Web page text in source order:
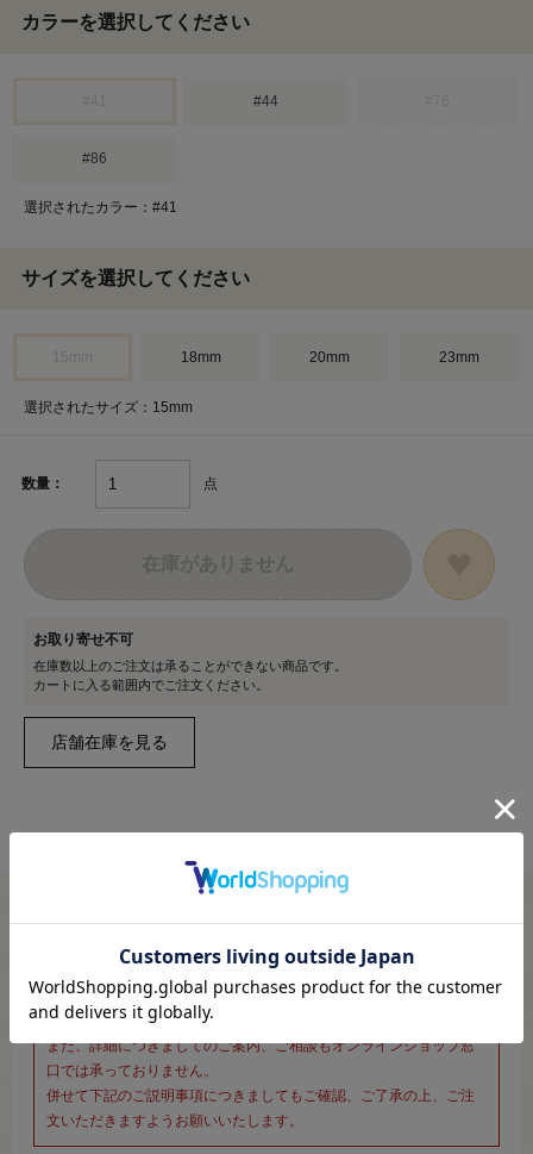
カラーを選択してください
#44
#86
選択されたカラー：#41
サイズを選択してください
18mm 20mm 23mm
選択されたサイズ：15mm
数量： 点
お取り寄せ不可
在庫数以上のご注文は承ることができない商品です。
カートに入る範囲内でご注文ください。
※新宿オカダヤ本店お取り扱い商品のご注文専用ページです※
こちらのページは、店頭にてあらかじめ商品詳細および商品コード
をご確認いただいた上でご注文いただけるページです。
そのため、商品画像および詳細は記載しておりません。
また、詳細につきましてのご案内、ご相談もオンラインショップ窓
口では承っておりません。
併せて下記のご説明事項につきましてもご確認、ご了承の上、ご注
文いただきますようお願いいたします。